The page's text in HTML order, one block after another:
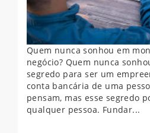
Quem nunca sonhou em
negócio? Quem nunca sonhou em ser o chefe? O
segredo para ser um
conta bancária de uma
pensam, mas esse segredo
qualquer pessoa. Fundar...